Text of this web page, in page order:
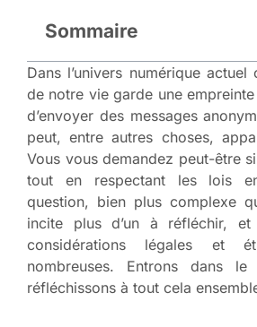
Sommaire
Dans l’univers numérique
de notre vie garde une empreinte
d’envoyer des messages
peut, entre autres choses,
Vous vous demandez peut-être
tout en respectant les lois
question, bien plus complexe
incite plus d’un à réfléchir,
considérations légales et
nombreuses. Entrons dans
réfléchissons à tout cela